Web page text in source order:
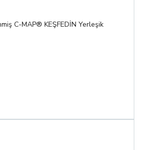
C-MAP® KEŞFEDİN Yerleşik